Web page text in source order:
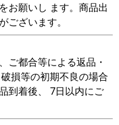
お願いし ます。商品出
ございます。
ご都合等による返品・
損等の初期不良の場合
到着後、 7日以内にご